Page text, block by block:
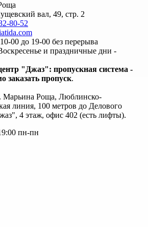
вал, 49, стр. 2
80-52
00 до 19-00 без перерыва
и праздничные дни -
"Джаз": пропускная система -
заказать пропуск.
Марьина Роща, Люблинско-
линия, 100 метров до Делового
4 этаж, офис 402 (есть лифты).
пн-пн